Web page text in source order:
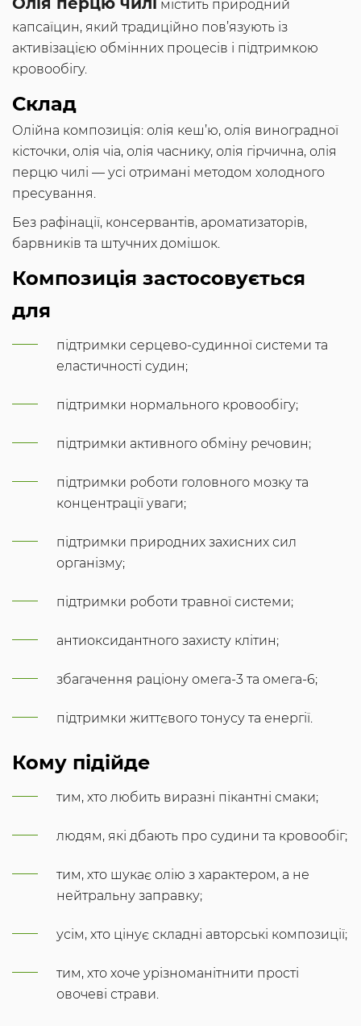
містить природний
капсаїцин, який традиційно пов’язують із
активізацією обмінних процесів і підтримкою
кровообігу.
Склад
Олійна композиція: олія кеш’ю, олія виноградної
кісточки, олія чіа, олія часнику, олія гірчична, олія
перцю чилі — усі отримані методом холодного
пресування.
Без рафінації, консервантів, ароматизаторів,
барвників та штучних домішок.
Композиція застосовується
для
підтримки серцево-судинної системи та
еластичності судин;
підтримки нормального кровообігу;
підтримки активного обміну речовин;
підтримки роботи головного мозку та
концентрації уваги;
підтримки природних захисних сил
організму;
підтримки роботи травної системи;
антиоксидантного захисту клітин;
збагачення раціону омега-3 та омега-6;
підтримки життєвого тонусу та енергії.
Кому підійде
тим, хто любить виразні пікантні смаки;
людям, які дбають про судини та кровообіг;
тим, хто шукає олію з характером, а не
нейтральну заправку;
усім, хто цінує складні авторські композиції;
тим, хто хоче урізноманітнити прості
овочеві страви.